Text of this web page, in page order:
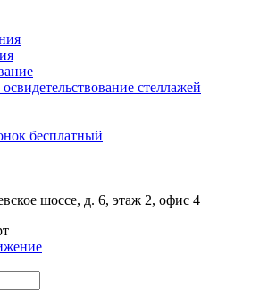
стеллажей
бесплатный
шоссе, д. 6, этаж 2, офис 4